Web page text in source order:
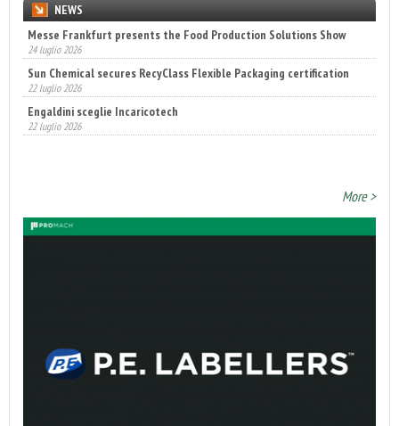
NEWS
Sun Chemical secures RecyClass Flexible Packaging certification
22 luglio 2026
Engaldini sceglie Incaricotech
22 luglio 2026
Annunciati i finalisti dei Diamonds Awards 2026 di FTA Europe
14 luglio 2026
More >